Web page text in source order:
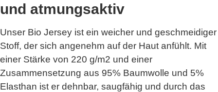
und atmungsaktiv
Unser Bio Jersey ist ein weicher und geschmeidiger
Stoff, der sich angenehm auf der Haut anfühlt. Mit
einer Stärke von 220 g/m2 und einer
Zusammensetzung aus 95% Baumwolle und 5%
Elasthan ist er dehnbar, saugfähig und durch das